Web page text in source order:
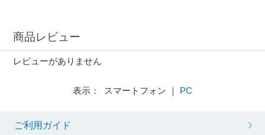
商品レビュー
レビューがありません
表示： スマートフォン ｜ PC
ご利用ガイド